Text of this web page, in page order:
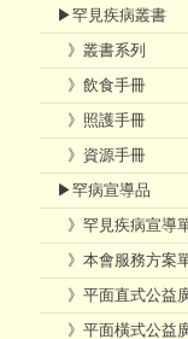
▶罕見疾病叢書
》叢書系列
》飲食手冊
》照護手冊
》資源手冊
▶罕病宣導品
》罕見疾病宣導
》本會服務方案
》平面直式公益
》平面橫式公益